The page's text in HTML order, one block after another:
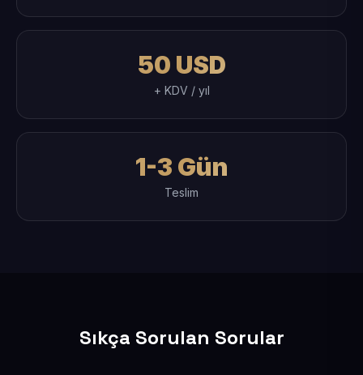
50 USD
+ KDV / yıl
1-3 Gün
Teslim
Sıkça Sorulan Sorular